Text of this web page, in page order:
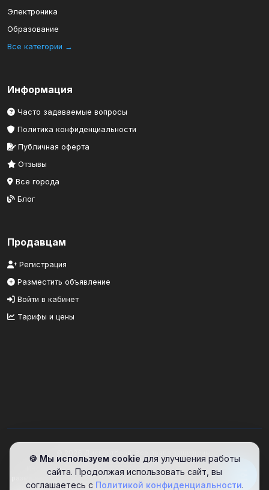
Электроника
Образование
Все категории →
Информация
Часто задаваемые вопросы
Политика конфиденциальности
Публичная оферта
Отзывы
Все города
Блог
Продавцам
Регистрация
Разместить объявление
Войти в кабинет
Тарифы и цены
© 2026 Дисконтбери. Все права защищены.
Информационный портал. Сайт предоставляет площадку для
размещения объявлений. Проверяйте информацию самостоятельно.
🍪 Мы используем cookie для улучшения работы
сайта. Продолжая использовать сайт, вы
соглашаетесь с Политикой конфиденциальности.